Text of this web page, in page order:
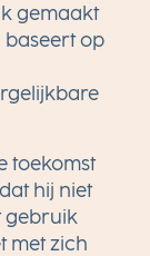
gemaakt
baseert op
toekomst
hij niet
gebruik
met zich